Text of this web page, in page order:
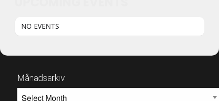
NO EVENTS
Månadsarkiv